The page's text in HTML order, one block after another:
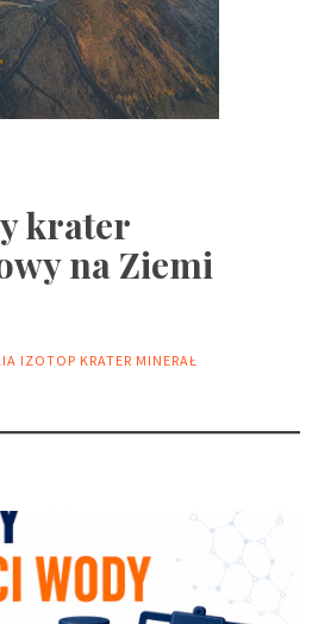
krater
na Ziemi
IZOTOP KRATER MINERAŁ